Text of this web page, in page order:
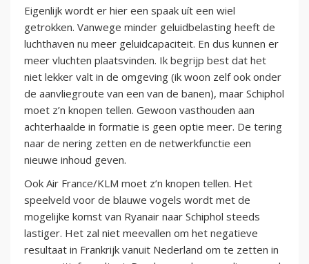
Eigenlijk wordt er hier een spaak uít een wiel
getrokken. Vanwege minder geluidbelasting heeft de
luchthaven nu meer geluidcapaciteit. En dus kunnen er
meer vluchten plaatsvinden. Ik begrijp best dat het
niet lekker valt in de omgeving (ik woon zelf ook onder
de aanvliegroute van een van de banen), maar Schiphol
moet z’n knopen tellen. Gewoon vasthouden aan
achterhaalde in formatie is geen optie meer. De tering
naar de nering zetten en de netwerkfunctie een
nieuwe inhoud geven.
Ook Air France/KLM moet z’n knopen tellen. Het
speelveld voor de blauwe vogels wordt met de
mogelijke komst van Ryanair naar Schiphol steeds
lastiger. Het zal niet meevallen om het negatieve
resultaat in Frankrijk vanuit Nederland om te zetten in